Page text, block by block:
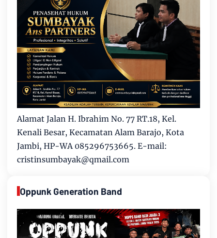
Alamat Jalan H. Ibrahim No. 77 RT.18, Kel.
Kenali Besar, Kecamatan Alam Barajo, Kota
Jambi, HP-WA 085296753665. E-mail:
cristinsumbayak@qmail.com
Oppunk Generation Band